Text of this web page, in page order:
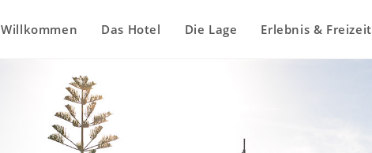
Willkommen Das Hotel Die Lage Erlebnis & Freizeit